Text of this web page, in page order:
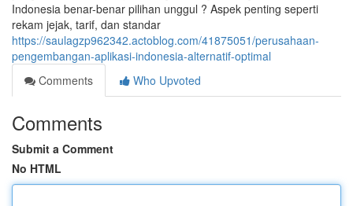
Indonesia benar-benar pilihan unggul ? Aspek penting seperti
rekam jejak, tarif, dan standar
https://saulagzp962342.actoblog.com/41875051/perusahaan-
pengembangan-aplikasi-indonesia-alternatif-optimal
Comments
Who Upvoted
Comments
Submit a Comment
No HTML